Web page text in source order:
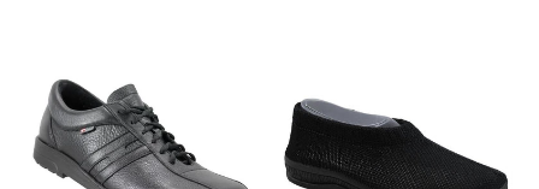
Sort
Let
Vandresko